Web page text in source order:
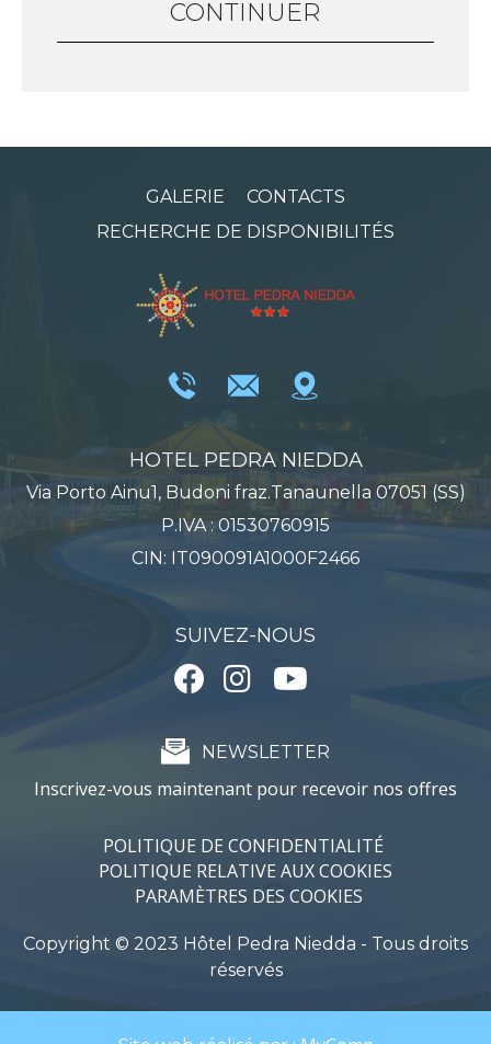
GALERIE
CONTACTS
RECHERCHE DE DISPONIBILITÉS
HOTEL PEDRA NIEDDA
Via Porto Ainu1, Budoni fraz.Tanaunella 07051 (SS)
P.IVA : 01530760915
CIN: IT090091A1000F2466
SUIVEZ-NOUS
NEWSLETTER
Inscrivez-vous maintenant pour recevoir nos offres
POLITIQUE DE CONFIDENTIALITÉ
POLITIQUE RELATIVE AUX COOKIES
PARAMÈTRES DES COOKIES
Copyright © 2023 Hôtel Pedra Niedda - Tous droits
réservés